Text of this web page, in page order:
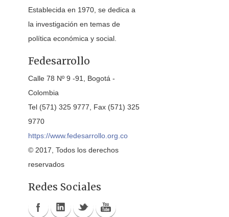
Establecida en 1970, se dedica a
la investigación en temas de
política económica y social.
Fedesarrollo
Calle 78 Nº 9 -91, Bogotá -
Colombia
Tel (571) 325 9777, Fax (571) 325
9770
https://www.fedesarrollo.org.co
© 2017, Todos los derechos
reservados
Redes Sociales